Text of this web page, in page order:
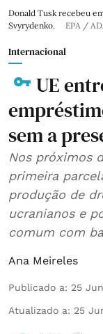
Donald Tusk recebeu
Svyrydenko.
EPA /
Internacional
UE
sem a
Nos próximos
primeira
produção de
ucranianos e
comum com
Ana Meireles
Publicado a: 25
Atualizado a: 25